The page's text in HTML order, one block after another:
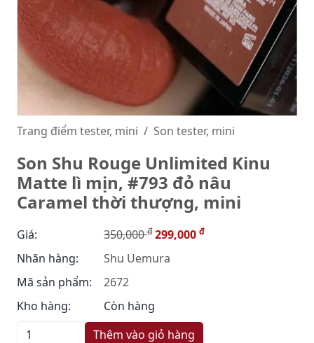
Trang điểm tester, mini Son tester, mini
Son Shu Rouge Unlimited Kinu
Matte lì mịn, #793 đỏ nâu
Caramel thời thượng, mini
Giá: 350,000đ 299,000 đ
Nhãn hàng:
Shu Uemura
Mã sản phẩm:
2672
Kho hàng:
Còn hàng
Thêm vào giỏ hàng